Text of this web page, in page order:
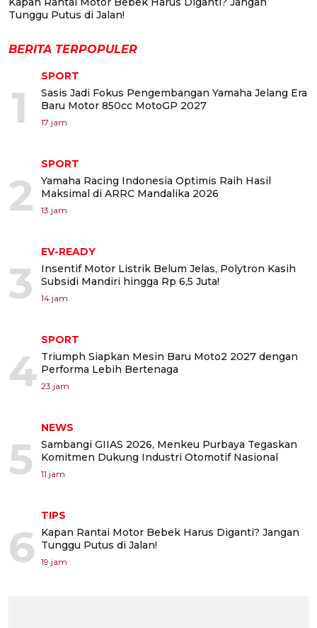
Tunggu Putus di Jalan!
BERITA TERPOPULER
1
SPORT
Sasis Jadi Fokus Pengembangan Yamaha Jelang Era
Baru Motor 850cc MotoGP 2027
17 jam
2
SPORT
Yamaha Racing Indonesia Optimis Raih Hasil
Maksimal di ARRC Mandalika 2026
13 jam
3
EV-READY
Insentif Motor Listrik Belum Jelas, Polytron Kasih
Subsidi Mandiri hingga Rp 6,5 Juta!
14 jam
4
SPORT
Triumph Siapkan Mesin Baru Moto2 2027 dengan
Performa Lebih Bertenaga
23 jam
5
NEWS
Sambangi GIIAS 2026, Menkeu Purbaya Tegaskan
Komitmen Dukung Industri Otomotif Nasional
11 jam
6
TIPS
Kapan Rantai Motor Bebek Harus Diganti? Jangan
Tunggu Putus di Jalan!
19 jam